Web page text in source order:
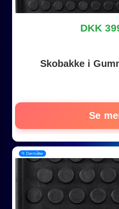
DKK
Skobakke i
Se
📂 Dørmåtter